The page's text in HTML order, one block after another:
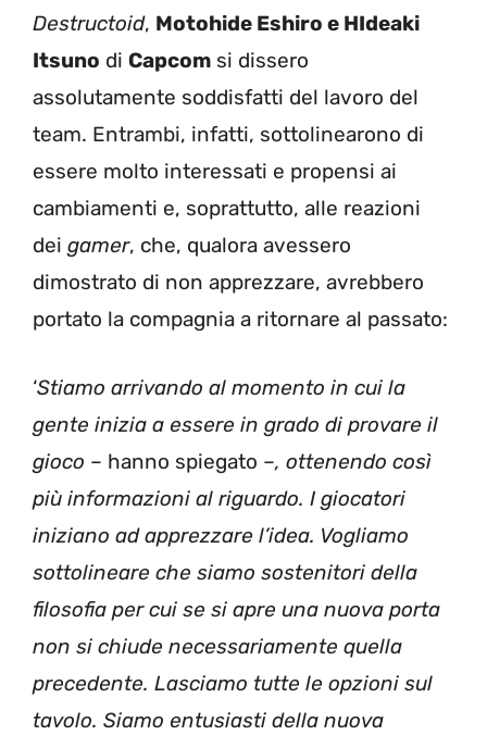
Destructoid, Motohide Eshiro e HIdeaki
Itsuno di Capcom si dissero
assolutamente soddisfatti del lavoro del
team. Entrambi, infatti, sottolinearono di
essere molto interessati e propensi ai
cambiamenti e, soprattutto, alle reazioni
dei gamer, che, qualora avessero
dimostrato di non apprezzare, avrebbero
portato la compagnia a ritornare al passato:
‘Stiamo arrivando al momento in cui la
gente inizia a essere in grado di provare il
gioco – hanno spiegato –, ottenendo così
più informazioni al riguardo. I giocatori
iniziano ad apprezzare l’idea. Vogliamo
sottolineare che siamo sostenitori della
filosofia per cui se si apre una nuova porta
non si chiude necessariamente quella
precedente. Lasciamo tutte le opzioni sul
tavolo. Siamo entusiasti della nuova